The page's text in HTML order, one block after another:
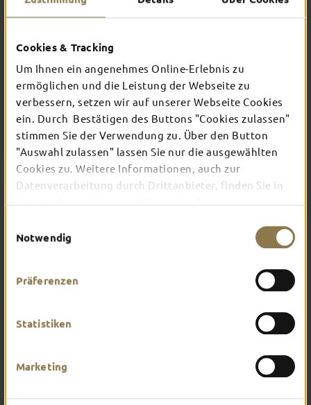
Cookies & Tracking
Um Ihnen ein angenehmes Online-Erlebnis zu
ermöglichen und die Leistung der Webseite zu
verbessern, setzen wir auf unserer Webseite Cookies
ein. Durch Bestätigen des Buttons "Cookies zulassen"
stimmen Sie der Verwendung zu. Über den Button
"Auswahl zulassen" lassen Sie nur die ausgewählten
Cookies zu. Weitere Informationen, auch zur
Datenverarbeitung durch Drittanbieter, finden Sie in
Notwendig
Präferenzen
Statistiken
Marketing
DAS ERWARTET
DICH IN FULDA
Verschaffe dir hier einen Überblick über das, was
dich in Fulda erwartet. Worauf hast du am
meisten Lust?